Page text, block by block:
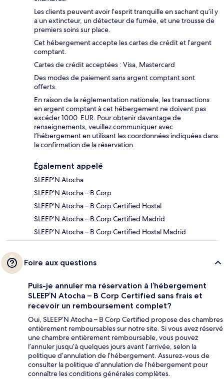
Les clients peuvent avoir l’esprit tranquille en sachant qu’il y
a un extincteur, un détecteur de fumée, et une trousse de
premiers soins sur place.
Cet hébergement accepte les cartes de crédit et l’argent
comptant.
Cartes de crédit acceptées : Visa, Mastercard
Des modes de paiement sans argent comptant sont
offerts.
En raison de la réglementation nationale, les transactions
en argent comptant à cet hébergement ne doivent pas
excéder 1000 EUR. Pour obtenir davantage de
renseignements, veuillez communiquer avec
l’hébergement en utilisant les coordonnées indiquées dans
la confirmation de la réservation.
Également appelé
SLEEP'N Atocha
SLEEP’N Atocha – B Corp
SLEEP’N Atocha – B Corp Certified Hostal
SLEEP’N Atocha – B Corp Certified Madrid
SLEEP’N Atocha – B Corp Certified Hostal Madrid
Foire aux questions
Puis-je annuler ma réservation à l’hébergement
SLEEP’N Atocha – B Corp Certified sans frais et
recevoir un remboursement complet?
Oui, SLEEP’N Atocha – B Corp Certified propose des chambres
entièrement remboursables sur notre site. Si vous avez réservé
une chambre entièrement remboursable, vous pouvez
l’annuler jusqu’à quelques jours avant l’arrivée, selon la
politique d’annulation de l’hébergement. Assurez-vous de
consulter la politique d’annulation de l’hébergement pour
connaître les conditions générales complètes.